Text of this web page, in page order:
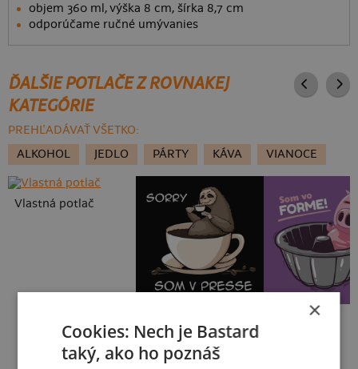
objem 360 ml, výška 8 cm, šírka 8,7 cm
odporúčame ručné umývanies
ĎALŠIE POTLAČE Z ROVNAKEJ
KATEGÓRIE
PREHĽADÁVAŤ VŠETKO:
ALKOHOL
JEDLO PÁRTY KÁVA VIANOCE
Vlastná potlač
Vo forme
×
Cookies: Nech je Bastard
taký, ako ho poznáš